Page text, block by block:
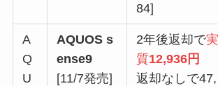
84]
A
Q
U
AQUOS s
ense9
[11/7発売]
2年後返却で実
質12,936円
返却なしで47,